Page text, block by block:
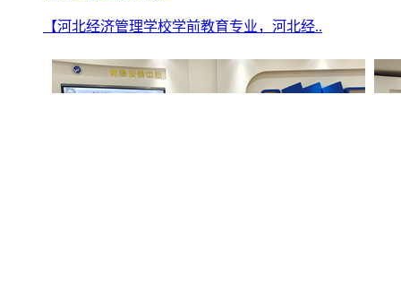
【河北经济管理学校学前教育专业，河北经..